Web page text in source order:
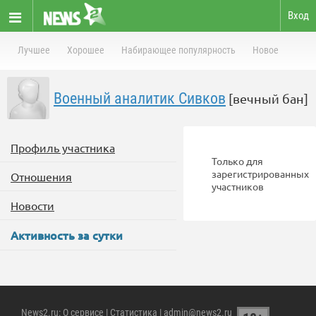
Вход
Лучшее Хорошее Набирающее популярность Новое
Военный аналитик Сивков [вечный бан]
Профиль участника
Отношения
Новости
Активность за сутки
Только для
зарегистрированных
участников
News2.ru: О сервисе | Статистика | admin@news2.ru